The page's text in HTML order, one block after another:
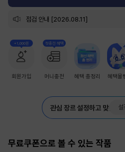
점검 안내 [2026.08.11]
+1,000원
회원가입
첫충전 혜택
머니충전 혜택 총정리 혜택몰
관심 장르 설정하고 맞춤 추설
무료쿠폰으로 볼 수 있는 작품